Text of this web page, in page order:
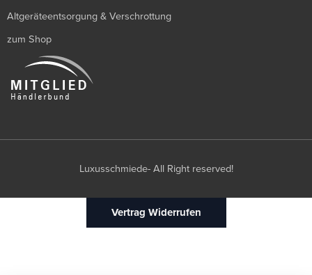
Altgeräteentsorgung & Verschrottung
zum Shop
Luxusschmiede- All Right reserved!
Vertrag Widerrufen